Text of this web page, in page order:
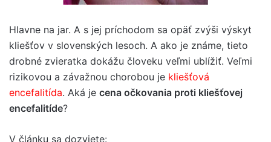
Hlavne na jar. A s jej príchodom sa opäť zvýši výskyt
kliešťov v slovenských lesoch. A ako je známe, tieto
drobné zvieratka dokážu človeku veľmi ublížiť. Veľmi
rizikovou a závažnou chorobou je kliešťová
encefalitída. Aká je cena očkovania proti kliešťovej
encefalitíde?
V článku sa dozviete: